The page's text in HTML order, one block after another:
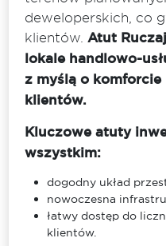
deweloperskich, co
klientów. Atut
lokale handlowo-
z myślą o
klientów.
Kluczowe atuty
wszystkim:
dogodny układ
nowoczesna
łatwy dostęp do
klientów.